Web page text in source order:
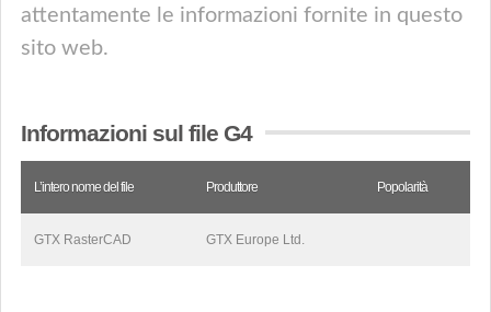
attentamente le informazioni fornite in questo
sito web.
Informazioni sul file G4
L’intero nome del file Produttore Popolarità
GTX RasterCAD GTX Europe Ltd.